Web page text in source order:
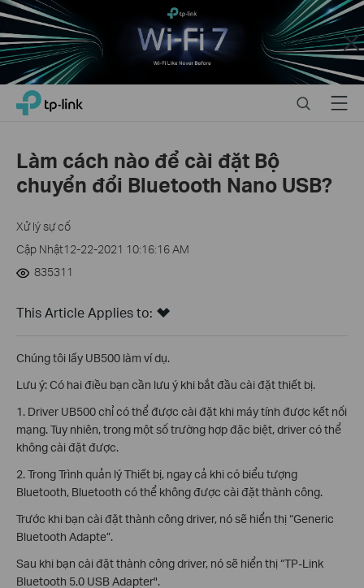
Close
Click
navigation
TP-Link, Reliably Smart SearchMenu
Làm cách nào để cài đặt Bộ
chuyển đổi Bluetooth Nano USB?
Xử lý sự cố
Cập Nhật12-22-2021 10:16:16 AM
835311
This Article Applies to:
Chúng tôi lấy UB500 làm ví dụ.
Lưu ý: Có hai điều bạn cần lưu ý khi bắt đầu cài đặt thiết bị.
1. Driver UB500 chỉ có thể được cài đặt khi máy tính được kết nối
mạng. Tuy nhiên, trong một số trường hợp đặc biệt, driver có thể
không cài đặt được.
2. Trong Trình quản lý Thiết bị, ngay cả khi có biểu tượng
Bluetooth, Bluetooth có thể không được cài đặt thành công.
Trước khi bạn cài đặt thành công driver, nó sẽ hiển thị “Generic
Bluetooth Adapte”.
Sau khi bạn cài đặt thành công driver, nó sẽ hiển thị “TP-Link
Bluetooth 5.0 USB Adapter".